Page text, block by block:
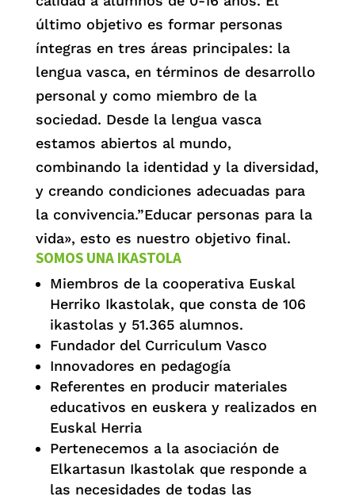
último objetivo es formar personas
íntegras en tres áreas principales: la
lengua vasca, en términos de desarrollo
personal y como miembro de la
sociedad. Desde la lengua vasca
estamos abiertos al mundo,
combinando la identidad y la diversidad,
y creando condiciones adecuadas para
la convivencia.”Educar personas para la
vida», esto es nuestro objetivo final.
SOMOS UNA IKASTOLA
Miembros de la cooperativa Euskal
Herriko Ikastolak, que consta de 106
ikastolas y 51.365 alumnos.
Fundador del Curriculum Vasco
Innovadores en pedagogía
Referentes en producir materiales
educativos en euskera y realizados en
Euskal Herria
Pertenecemos a la asociación de
Elkartasun Ikastolak que responde a
las necesidades de todas las